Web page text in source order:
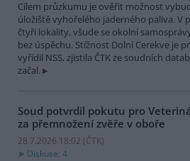
Cílem průzkumu je ověřit možnost
úložiště vyhořelého jaderného paliva. V
čtyři lokality, všude se okolní
bez úspěchu. Stížnost Dolní Cerekve je
vyřídil NSS, zjistila ČTK ze soudních
začal.
Soud potvrdil pokutu pro
za přemnožení zvěře v oboře
28.7.2026 18:02 (ČTK)
Diskuse: 4